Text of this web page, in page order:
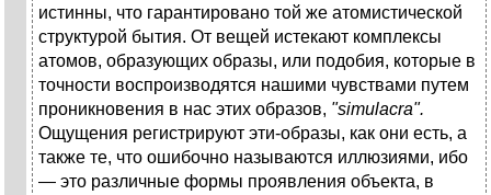
истинны, что гарантировано той же атомистической
структурой бытия. От вещей истекают комплексы
атомов, образующих образы, или подобия, которые в
точности воспроизводятся нашими чувствами путем
проникновения в нас этих образов, "simulacra".
Ощущения регистрируют эти-образы, как они есть, а
также те, что ошибочно называются иллюзиями, ибо
— это различные формы проявления объекта, в